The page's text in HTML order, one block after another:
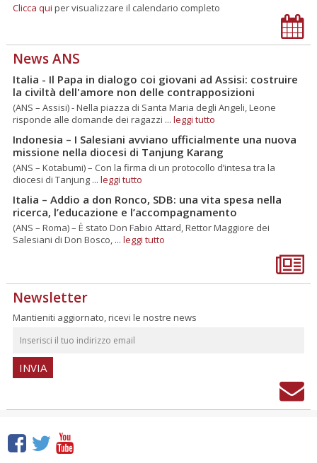
Clicca qui per visualizzare il calendario completo
News ANS
Italia - Il Papa in dialogo coi giovani ad Assisi: costruire
la civiltà dell'amore non delle contrapposizioni
(ANS – Assisi) - Nella piazza di Santa Maria degli Angeli, Leone
risponde alle domande dei ragazzi ... leggi tutto
Indonesia – I Salesiani avviano ufficialmente una nuova
missione nella diocesi di Tanjung Karang
(ANS – Kotabumi) – Con la firma di un protocollo d’intesa tra la
diocesi di Tanjung ... leggi tutto
Italia – Addio a don Ronco, SDB: una vita spesa nella
ricerca, l’educazione e l’accompagnamento
(ANS – Roma) – È stato Don Fabio Attard, Rettor Maggiore dei
Salesiani di Don Bosco, ... leggi tutto
Newsletter
Mantieniti aggiornato, ricevi le nostre news